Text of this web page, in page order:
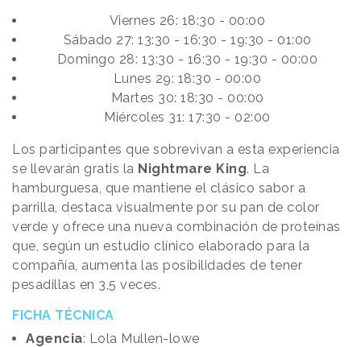
Viernes 26: 18:30 - 00:00
Sábado 27: 13:30 - 16:30 - 19:30 - 01:00
Domingo 28: 13:30 - 16:30 - 19:30 - 00:00
Lunes 29: 18:30 - 00:00
Martes 30: 18:30 - 00:00
Miércoles 31: 17:30 - 02:00
Los participantes que sobrevivan a esta experiencia
se llevarán gratis la Nightmare King. La
hamburguesa, que mantiene el clásico sabor a
parrilla, destaca visualmente por su pan de color
verde y ofrece una nueva combinación de proteínas
que, según un estudio clínico elaborado para la
compañía, aumenta las posibilidades de tener
pesadillas en 3,5 veces.
FICHA TÉCNICA
Agencia: Lola Mullen-lowe